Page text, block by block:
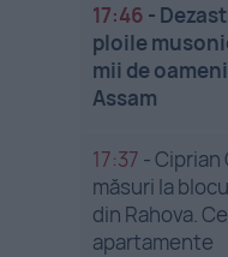
17:46 -
ploile
mii de
Assam
17:37 -Ciprian
măsuri la
din Rahova.
apartamente